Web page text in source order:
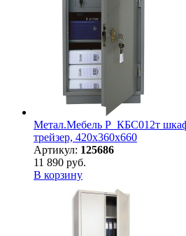
Метал.Мебель P_КБС012т
трейзер, 420х360х660
Артикул: 125686
11 890 руб.
В корзину